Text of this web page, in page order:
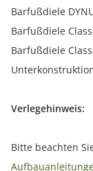
Barfußdiele
Barfußdiele
Barfußdiele
Verlegehinweis:
Bitte beachten